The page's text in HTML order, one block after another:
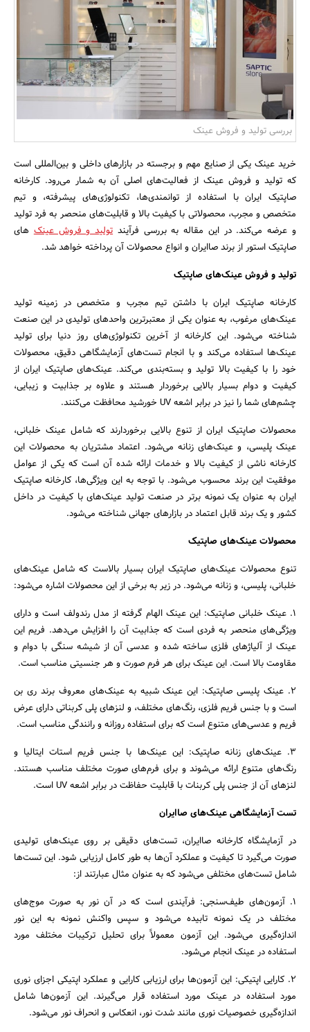
بانک، بیمه و سرمایه
مسکن و ساختمان
جستجو
بررسی تولید و فروش عینک‌
خرید عینک یکی از صنایع مهم و برجسته در بازارهای داخلی و بین‌المللی است
که تولید و فروش عینک از فعالیت‌های اصلی آن به شمار می‌رود. کارخانه
صاپتیک ایران با استفاده از توانمندی‌ها، تکنولوژی‌های پیشرفته، و تیم
متخصص و مجرب، محصولاتی با کیفیت بالا و قابلیت‌های منحصر به فرد تولید
و عرضه می‌کند. در این مقاله به بررسی فرآیند تولید و فروش عینک‌های
صاپتیک استور از برند صاایران و انواع محصولات آن پرداخته خواهد شد.
تولید و فروش عینک‌های صاپتیک
کارخانه صاپتیک ایران با داشتن تیم مجرب و متخصص در زمینه تولید
عینک‌های مرغوب، به عنوان یکی از معتبرترین واحدهای تولیدی در این صنعت
شناخته می‌شود. این کارخانه از آخرین تکنولوژی‌های روز دنیا برای تولید
عینک‌ها استفاده می‌کند و با انجام تست‌های آزمایشگاهی دقیق، محصولات
خود را با کیفیت بالا تولید و بسته‌بندی می‌کند. عینک‌های صاپتیک ایران از
کیفیت و دوام بسیار بالایی برخوردار هستند و علاوه بر جذابیت و زیبایی،
چشم‌های شما را نیز در برابر اشعه UV خورشید محافظت می‌کنند.
محصولات صاپتیک ایران از تنوع بالایی برخوردارند که شامل عینک خلبانی،
عینک پلیسی، و عینک‌های زنانه می‌شود. اعتماد مشتریان به محصولات این
کارخانه ناشی از کیفیت بالا و خدمات ارائه شده آن است که یکی از عوامل
موفقیت این برند محسوب می‌شود. با توجه به این ویژگی‌ها، کارخانه صاپتیک
ایران به عنوان یک نمونه برتر در صنعت تولید عینک‌های با کیفیت در داخل
کشور و یک برند قابل اعتماد در بازارهای جهانی شناخته می‌شود.
محصولات عینک‌های صاپتیک
تنوع محصولات عینک‌های صاپتیک ایران بسیار بالاست که شامل عینک‌های
خلبانی، پلیسی، و زنانه می‌شود. در زیر به برخی از این محصولات اشاره می‌شود:
1. عینک خلبانی صاپتیک: این عینک الهام گرفته از مدل رندولف است و دارای
ویژگی‌های منحصر به فردی است که جذابیت آن را افزایش می‌دهد. فریم این
عینک از آلیاژهای فلزی ساخته شده و عدسی آن از شیشه سنگی با دوام و
مقاومت بالا است. این عینک برای هر فرم صورت و هر جنسیتی مناسب است.
2. عینک پلیسی صاپتیک: این عینک شبیه به عینک‌های معروف برند ری بن
است و با جنس فریم فلزی، رنگ‌های مختلف، و لنزهای پلی کربناتی دارای عرض
فریم و عدسی‌های متنوع است که برای استفاده روزانه و رانندگی مناسب است.
3. عینک‌های زنانه صاپتیک: این عینک‌ها با جنس فریم استات ایتالیا و
رنگ‌های متنوع ارائه می‌شوند و برای فرم‌های صورت مختلف مناسب هستند.
لنزهای آن از جنس پلی کربنات با قابلیت حفاظت در برابر اشعه UV است.
تست آزمایشگاهی عینک‌های صاایران
در آزمایشگاه کارخانه صاایران، تست‌های دقیقی بر روی عینک‌های تولیدی
صورت می‌گیرد تا کیفیت و عملکرد آن‌ها به طور کامل ارزیابی شود. این تست‌ها
شامل تست‌های مختلفی می‌شود که به عنوان مثال عبارتند از:
1. آزمون‌های طیف‌سنجی: فرآیندی است که در آن نور به صورت موج‌های
مختلف در یک نمونه تابیده می‌شود و سپس واکنش نمونه به این نور
اندازه‌گیری می‌شود. این آزمون معمولاً برای تحلیل ترکیبات مختلف مورد
استفاده در عینک انجام می‌شود.
2. کارایی اپتیکی: این آزمون‌ها برای ارزیابی کارایی و عملکرد اپتیکی اجزای نوری
مورد استفاده در عینک مورد استفاده قرار می‌گیرند. این آزمون‌ها شامل
اندازه‌گیری خصوصیات نوری مانند شدت نور، انعکاس و انحراف نور می‌شود.